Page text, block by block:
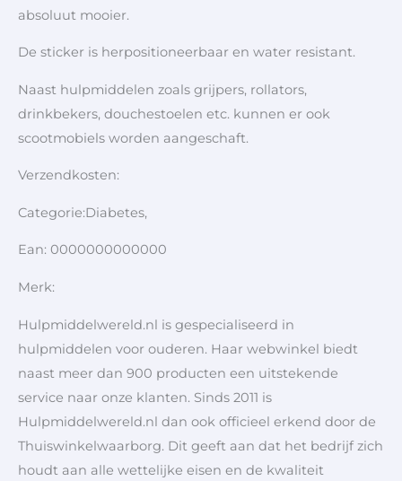
absoluut mooier.
De sticker is herpositioneerbaar en water resistant.
Naast hulpmiddelen zoals grijpers, rollators,
drinkbekers, douchestoelen etc. kunnen er ook
scootmobiels worden aangeschaft.
Verzendkosten:
Categorie:Diabetes,
Ean: 0000000000000
Merk:
Hulpmiddelwereld.nl is gespecialiseerd in
hulpmiddelen voor ouderen. Haar webwinkel biedt
naast meer dan 900 producten een uitstekende
service naar onze klanten. Sinds 2011 is
Hulpmiddelwereld.nl dan ook officieel erkend door de
Thuiswinkelwaarborg. Dit geeft aan dat het bedrijf zich
houdt aan alle wettelijke eisen en de kwaliteit